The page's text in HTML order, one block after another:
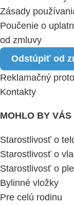
Zásady
Poučenie o
od zmluvy
Odstúpiť od
Reklamačný
Kontakty
MOHLO BY
Starostlivosť o
Starostlivosť o
Starostlivosť o
Bylinné vložky
Pre celú rodinu